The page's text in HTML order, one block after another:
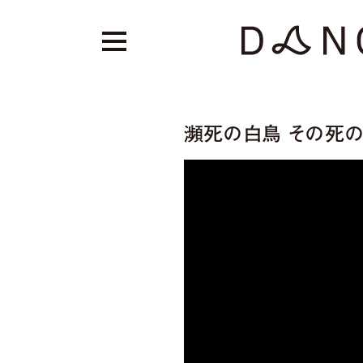
瀕死の白鳥 その死